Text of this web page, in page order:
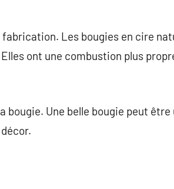
Les bougies en cire
ont une combustion plus
bougie. Une belle bougie peut